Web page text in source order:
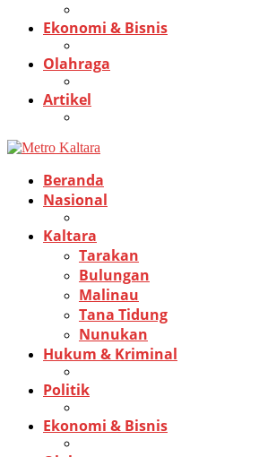
Ekonomi & Bisnis
Olahraga
Artikel
Beranda
Nasional
Kaltara
Tarakan
Bulungan
Malinau
Tana Tidung
Nunukan
Hukum & Kriminal
Politik
Ekonomi & Bisnis